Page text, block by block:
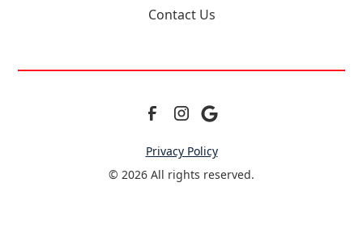
Contact Us
© 2026 All rights reserved.
Privacy Policy